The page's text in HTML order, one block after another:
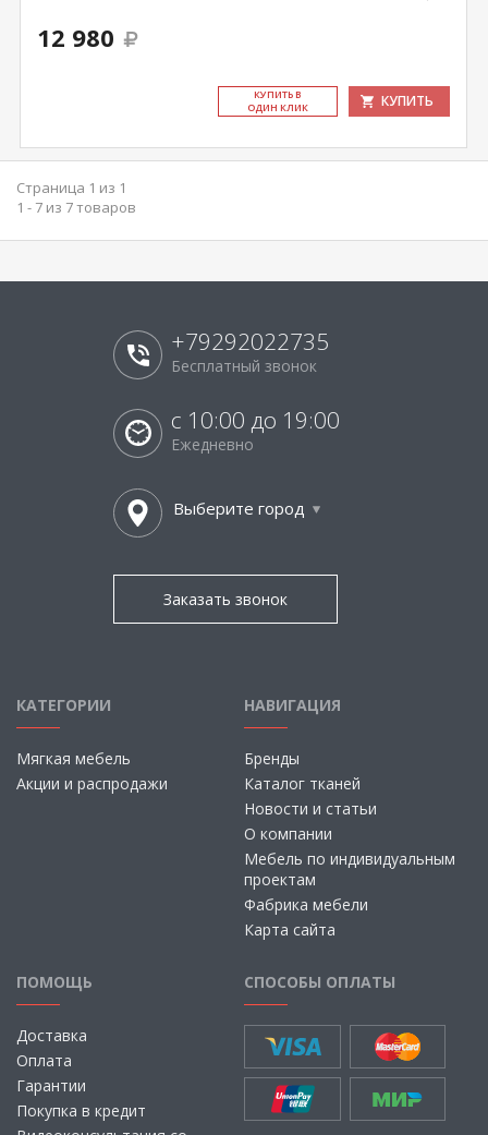
12 980
КУ­ПИТЬ В
ОДИН КЛИК
КУПИТЬ
Страница 1 из 1
1 - 7 из 7 товаров
+79292022735
Бесплатный звонок
с 10:00 до 19:00
Ежедневно
Выберите город
Заказать звонок
КАТЕГОРИИ
Мягкая мебель
Акции и распродажи
НАВИГАЦИЯ
Бренды
Каталог тканей
Новости и статьи
О компании
Мебель по индивидуальным
проектам
Фабрика мебели
Карта сайта
ПОМОЩЬ
Доставка
Оплата
Гарантии
Покупка в кредит
СПОСОБЫ ОПЛАТЫ